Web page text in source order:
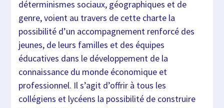
déterminismes sociaux, géographiques et de
genre, voient au travers de cette charte la
possibilité d’un accompagnement renforcé des
jeunes, de leurs familles et des équipes
éducatives dans le développement de la
connaissance du monde économique et
professionnel. Il s’agit d’offrir à tous les
collégiens et lycéens la possibilité de construire